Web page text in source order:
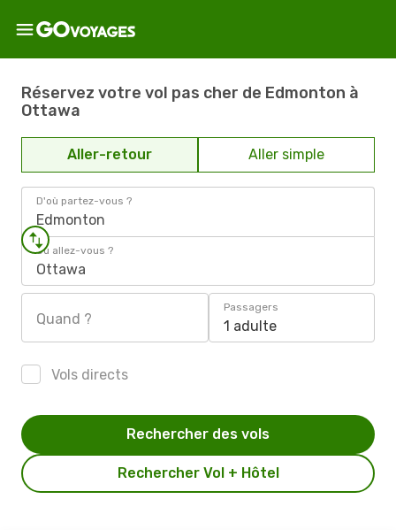
Réservez votre vol pas cher de Edmonton à
Ottawa
Aller-retour Aller simple
D'où partez-vous ?
Edmonton
Où allez-vous ?
Ottawa
Quand ?
Passagers
1 adulte
Vols directs
Rechercher Vol + Hôtel
Rechercher des vols